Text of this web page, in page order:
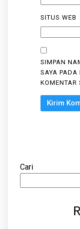
SITUS WEB
SIMPAN
SAYA PADA
KOMENTAR
Cari